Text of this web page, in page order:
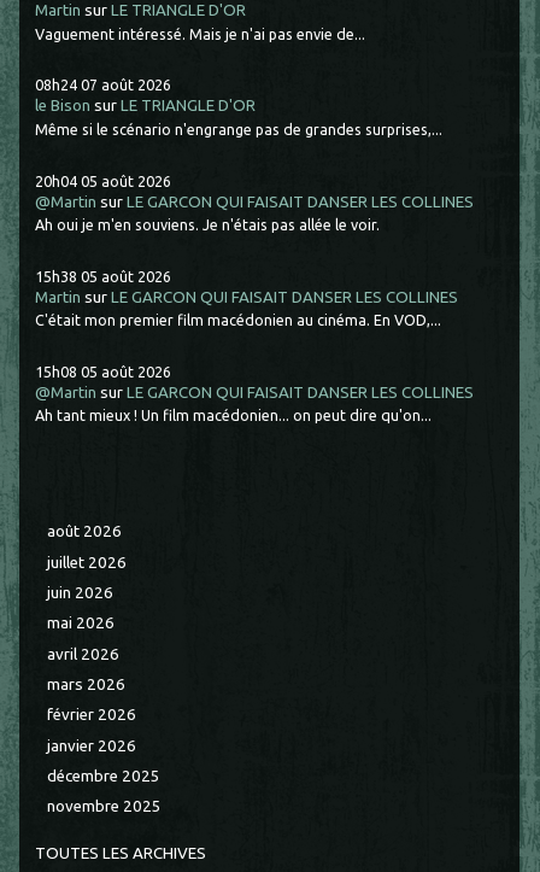
Martin surLE TRIANGLE D'OR
Vaguement intéressé. Mais je n'ai pas envie de...
08h24 07 août 2026
le Bison surLE TRIANGLE D'OR
Même si le scénario n'engrange pas de grandes surprises,...
20h04 05 août 2026
@Martin surLE GARCON QUI FAISAIT DANSER LES COLLINES
Ah oui je m'en souviens. Je n'étais pas allée le voir.
15h38 05 août 2026
Martin surLE GARCON QUI FAISAIT DANSER LES COLLINES
C'était mon premier film macédonien au cinéma. En VOD,...
15h08 05 août 2026
@Martin surLE GARCON QUI FAISAIT DANSER LES COLLINES
Ah tant mieux ! Un film macédonien... on peut dire qu'on...
août 2026
juillet 2026
juin 2026
mai 2026
avril 2026
mars 2026
février 2026
janvier 2026
décembre 2025
novembre 2025
TOUTES LES ARCHIVES